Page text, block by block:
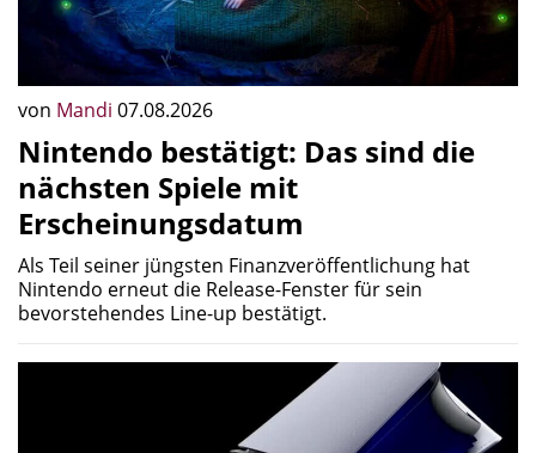
von Mandi 07.08.2026
Nintendo bestätigt: Das sind die
nächsten Spiele mit
Erscheinungsdatum
Als Teil seiner jüngsten Finanzveröffentlichung hat
Nintendo erneut die Release-Fenster für sein
bevorstehendes Line-up bestätigt.